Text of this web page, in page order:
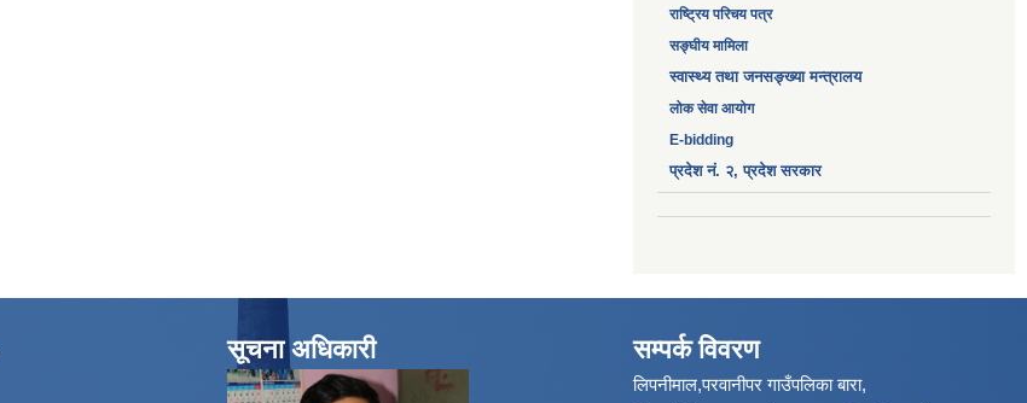
‎राष्ट्रिय परिचय पत्र
सङ्‍घीय मामिला
स्वास्थ्य तथा जनसङ्ख्या मन्त्रालय
लोक सेवा आयोग
E-bidding
प्रदेश नं. २, प्रदेश सरकार
सूचना अधिकारी सम्पर्क विवरण
लिपनीमाल,परवानीपर गाउँपलिका बारा,